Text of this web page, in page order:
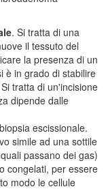
. Si tratta di una
il tessuto del
la presenza di un
è in grado di stabilire
tratta di un'incisione
dipende dalle
escissionale.
simile ad una sottile
passano dei gas)
congelati, per essere
modo le cellule